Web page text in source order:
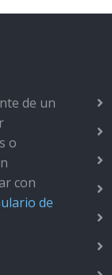
de un
o
con
de